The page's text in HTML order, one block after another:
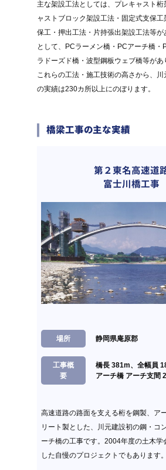
主な架設工法としては、プレキャスト桁
ャストブロック架設工法・固定式支保
保工・押出工法・片持張出架設工法等が
として、PCラーメン橋・PCアーチ橋・
ラドーズド橋・波型鋼板ウェブ橋等があ
これらの工法・施工技術の高さから、
の実績は230カ所以上にのぼります。
橋梁工事の主な実績
第２東名高速道
富士川橋工事
場所 静岡県庵原郡
工事概
要
橋長 381m、全幅員
アーチ橋 アーチ支間
高速道路の路面を支える桁を鋼製、ア
リート製とした、川元建設初の鋼・コ
ーチ橋の工事です。2004年度の土木学
した自慢のプロジェクトでもあります。